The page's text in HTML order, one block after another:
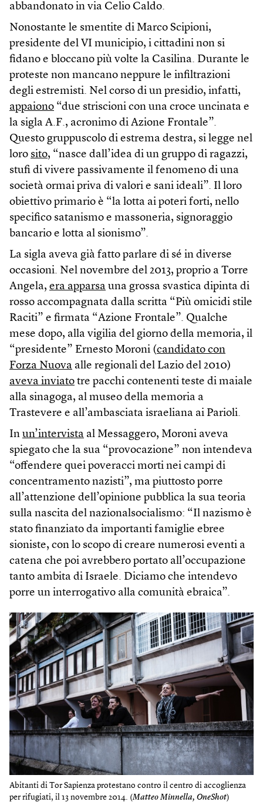
abbandonato in via Celio Caldo.
Nonostante le smentite di Marco Scipioni,
presidente del VI municipio, i cittadini non si
fidano e bloccano più volte la Casilina. Durante le
proteste non mancano neppure le infiltrazioni
degli estremisti. Nel corso di un presidio, infatti,
appaiono “due striscioni con una croce uncinata e
la sigla A.F., acronimo di Azione Frontale”.
Questo gruppuscolo di estrema destra, si legge nel
loro sito, “nasce dall’idea di un gruppo di ragazzi,
stufi di vivere passivamente il fenomeno di una
società ormai priva di valori e sani ideali”. Il loro
obiettivo primario è “la lotta ai poteri forti, nello
specifico satanismo e massoneria, signoraggio
bancario e lotta al sionismo”.
La sigla aveva già fatto parlare di sé in diverse
occasioni. Nel novembre del 2013, proprio a Torre
Angela, era apparsa una grossa svastica dipinta di
rosso accompagnata dalla scritta “Più omicidi stile
Raciti” e firmata “Azione Frontale”. Qualche
mese dopo, alla vigilia del giorno della memoria, il
“presidente” Ernesto Moroni (candidato con
Forza Nuova alle regionali del Lazio del 2010)
aveva inviato tre pacchi contenenti teste di maiale
alla sinagoga, al museo della memoria a
Trastevere e all’ambasciata israeliana ai Parioli.
In un’intervista al Messaggero, Moroni aveva
spiegato che la sua “provocazione” non intendeva
“offendere quei poveracci morti nei campi di
concentramento nazisti”, ma piuttosto porre
all’attenzione dell’opinione pubblica la sua teoria
sulla nascita del nazionalsocialismo: “Il nazismo è
stato finanziato da importanti famiglie ebree
sioniste, con lo scopo di creare numerosi eventi a
catena che poi avrebbero portato all’occupazione
tanto ambita di Israele. Diciamo che intendevo
porre un interrogativo alla comunità ebraica”.
Abitanti di Tor Sapienza protestano contro il centro di accoglienza
per rifugiati, il 13 novembre 2014. (Matteo Minnella, OneShot)